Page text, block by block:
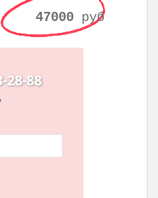
47000 руб
28-88